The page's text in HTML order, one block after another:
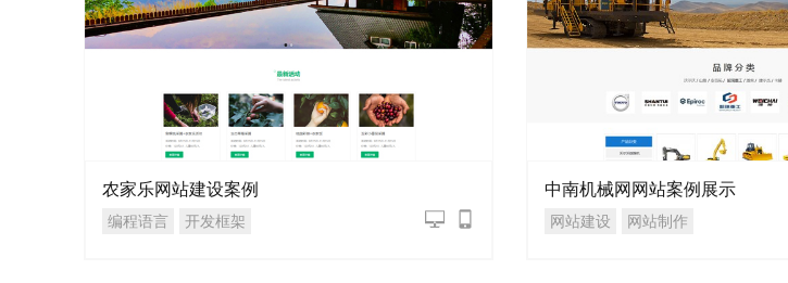
农家乐网站建设案例
编程语言 开发框架
中南机械网网站案例展示
网站建设 网站制作